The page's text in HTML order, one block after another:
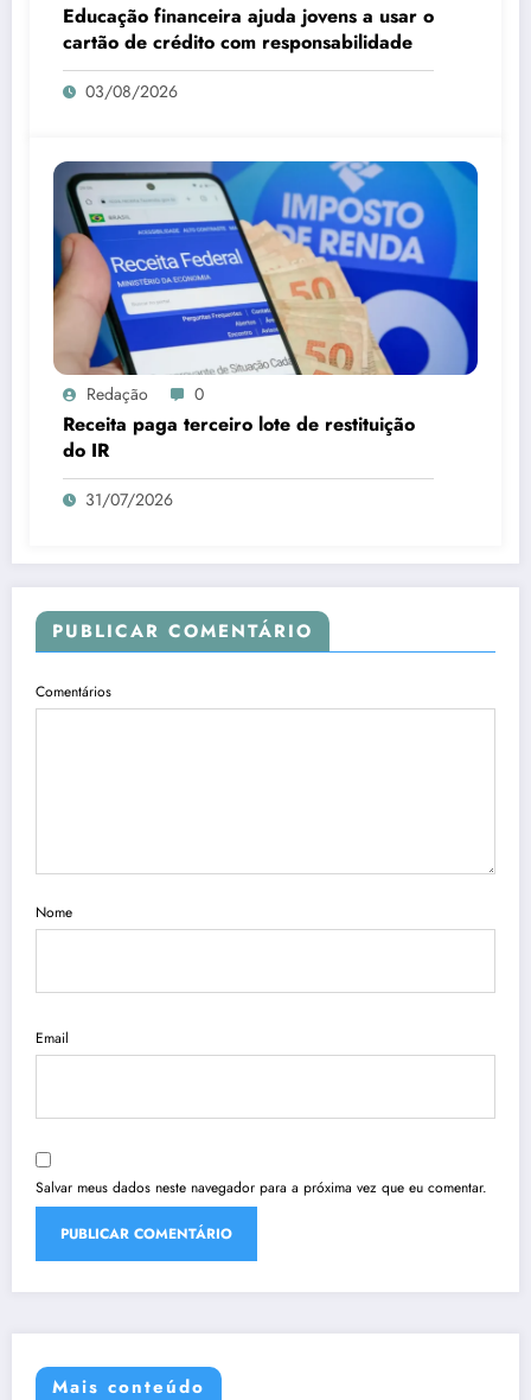
Educação financeira ajuda jovens a usar o
cartão de crédito com responsabilidade
03/08/2026
Redação 0
Receita paga terceiro lote de restituição
do IR
31/07/2026
PUBLICAR COMENTÁRIO
Comentários
Nome
Email
Salvar meus dados neste navegador para a próxima vez que eu comentar.
Mais conteúdo